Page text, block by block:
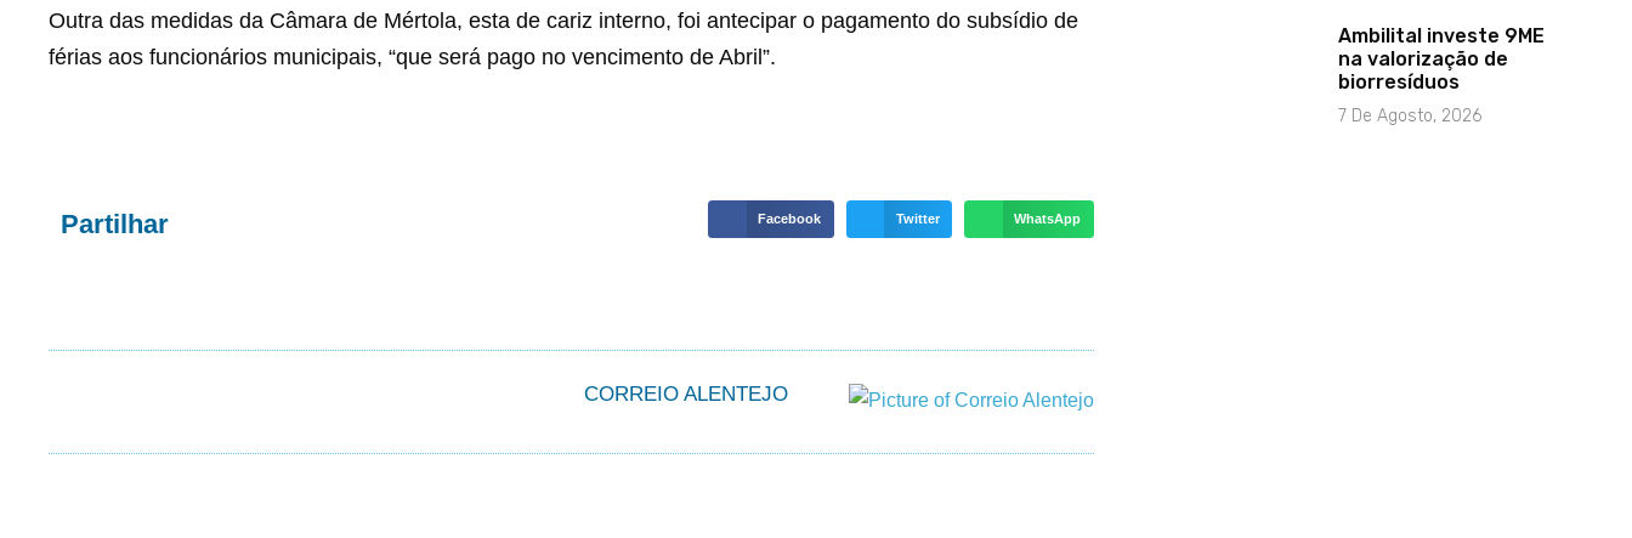
Outra das medidas da Câmara de Mértola, esta de cariz interno, foi antecipar o pagamento do subsídio de
férias aos funcionários municipais, “que será pago no vencimento de Abril”.
Partilhar Facebook Twitter WhatsApp
CORREIO ALENTEJO
Ambilital investe 9ME
na valorização de
biorresíduos
7 De Agosto, 2026